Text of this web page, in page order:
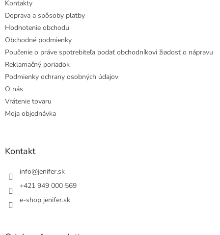
Kontakty
Doprava a spôsoby platby
Hodnotenie obchodu
Obchodné podmienky
Poučenie o práve spotrebiteľa podať obchodníkovi žiadosť o nápravu
Reklamačný poriadok
Podmienky ochrany osobných údajov
O nás
Vrátenie tovaru
Moja objednávka
Kontakt
info@jenifer.sk
+421 949 000 569
e-shop jenifer.sk